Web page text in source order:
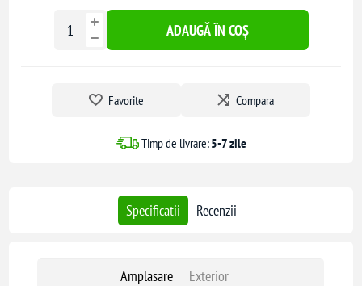
ADAUGĂ ÎN COȘ
Favorite Compara
Timp de livrare:5-7 zile
Specificatii Recenzii
Amplasare
Exterior